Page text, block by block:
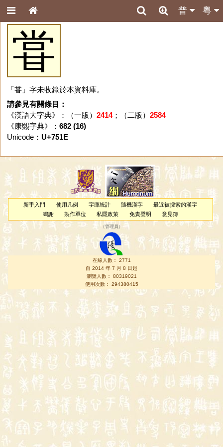
粵
普
甞
「甞」字未收錄於本資料庫。
請參見有關條目：
《漢語大字典》：（一版） 2414；（二版） 2584
《康熙字典》： 682 (16)
Unicode： U+751E
新手入門 使用凡例 字庫統計 隨機漢字
最近被搜索的漢字
鳴謝
製作單位 私隱政策 免責聲明 意見簿
（管理員 ）
在線人數： 2771
自 2014 年 7 月 8 日起
瀏覽人數： 80319021
使用次數： 294380415